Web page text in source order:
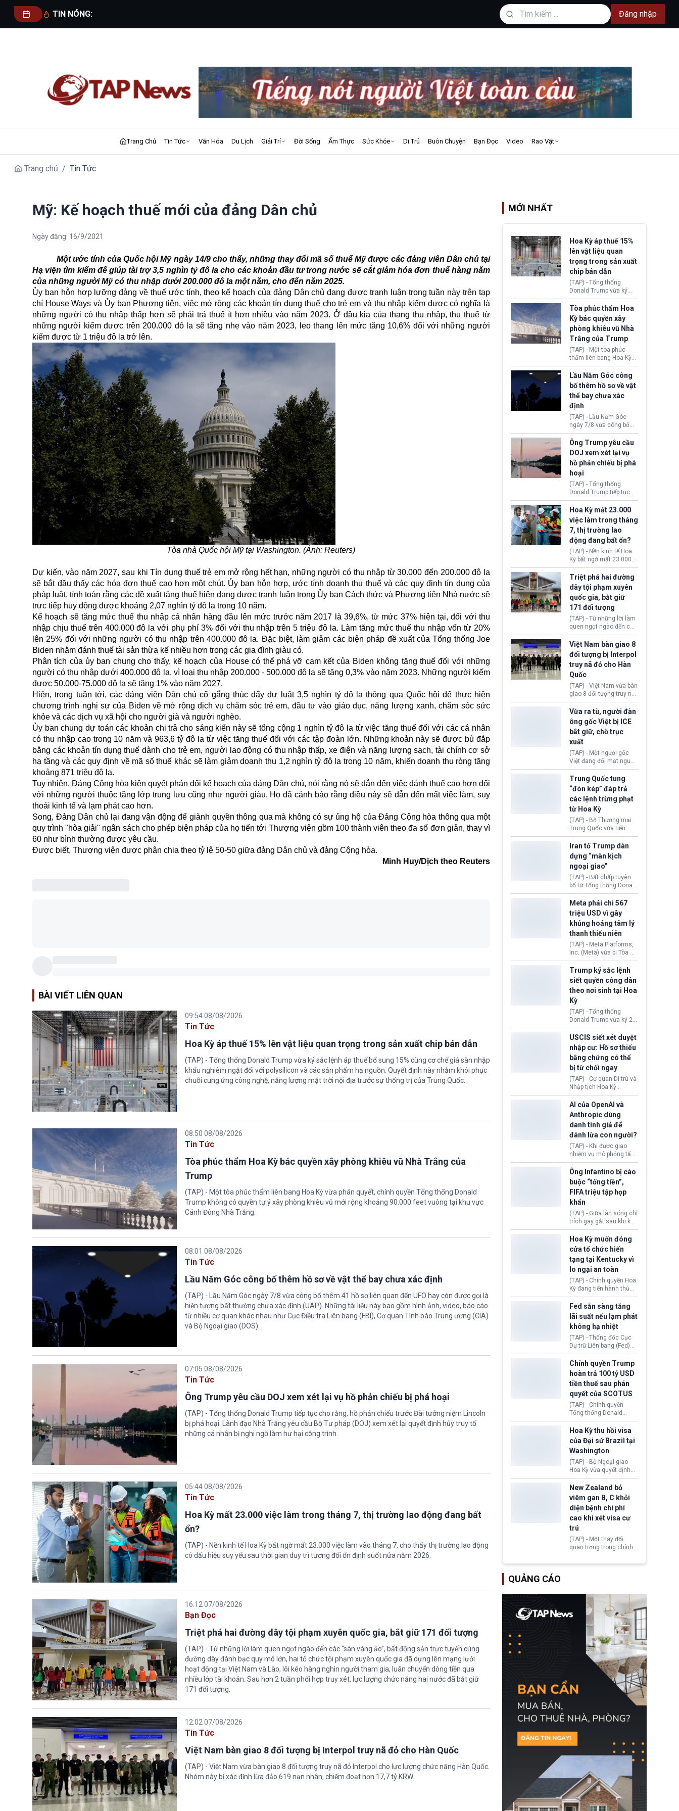
TIN NÓNG: Đăng nhập
Trang Chủ Tin Tức Văn Hóa Du Lịch Giải Trí Đời Sống Ẩm Thực Sức Khỏe Di Trú Buôn Chuyện Bạn Đọc Video Rao Vặt
Trang chủ / Tin Tức
Mỹ: Kế hoạch thuế mới của đảng Dân chủ
Ngày đăng: 16/9/2021
Một ước tính của Quốc hội Mỹ ngày 14/9 cho thấy, những thay đổi mã số thuế Mỹ được các đảng viên Dân chủ tại
Hạ viện tìm kiếm để giúp tài trợ 3,5 nghìn tỷ đô la cho các khoản đầu tư trong nước sẽ cắt giảm hóa đơn thuế hàng năm
của những người Mỹ có thu nhập dưới 200.000 đô la một năm, cho đến năm 2025.
Ủy ban hỗn hợp lưỡng đảng về thuế ước tính, theo kế hoạch của đảng Dân chủ đang được tranh luận trong tuần này trên tạp
chí House Ways và Ủy ban Phương tiện, việc mở rộng các khoản tín dụng thuế cho trẻ em và thu nhập kiếm được có nghĩa là
những người có thu nhập thấp hơn sẽ phải trả thuế ít hơn nhiều vào năm 2023. Ở đầu kia của thang thu nhập, thu thuế từ
những người kiếm được trên 200.000 đô la sẽ tăng nhẹ vào năm 2023, leo thang lên mức tăng 10,6% đối với những người
kiếm được từ 1 triệu đô la trở lên.
Tòa nhà Quốc hội Mỹ tại Washington. (Ảnh: Reuters)
Dự kiến, vào năm 2027, sau khi Tín dụng thuế trẻ em mở rộng hết hạn, những người có thu nhập từ 30.000 đến 200.000 đô la
sẽ bắt đầu thấy các hóa đơn thuế cao hơn một chút. Ủy ban hỗn hợp, ước tính doanh thu thuế và các quy định tín dụng của
pháp luật, tính toán rằng các đề xuất tăng thuế hiện đang được tranh luận trong Ủy ban Cách thức và Phương tiện Nhà nước sẽ
trực tiếp huy động được khoảng 2,07 nghìn tỷ đô la trong 10 năm.
Kế hoạch sẽ tăng mức thuế thu nhập cá nhân hàng đầu lên mức trước năm 2017 là 39,6%, từ mức 37% hiện tại, đối với thu
nhập chịu thuế trên 400.000 đô la với phụ phí 3% đối với thu nhập trên 5 triệu đô la. Làm tăng mức thuế thu nhập vốn từ 20%
lên 25% đối với những người có thu nhập trên 400.000 đô la. Đặc biệt, làm giảm các biện pháp đề xuất của Tổng thống Joe
Biden nhằm đánh thuế tài sản thừa kế nhiều hơn trong các gia đình giàu có.
Phân tích của ủy ban chung cho thấy, kế hoạch của House có thể phá vỡ cam kết của Biden không tăng thuế đối với những
người có thu nhập dưới 400.000 đô la, vì loại thu nhập 200.000 - 500.000 đô la sẽ tăng 0,3% vào năm 2023. Những người kiếm
được 50.000-75.000 đô la sẽ tăng 1% vào năm 2027.
Hiện, trong tuần tới, các đảng viên Dân chủ cố gắng thúc đẩy dự luật 3,5 nghìn tỷ đô la thông qua Quốc hội để thực hiện
chương trình nghị sự của Biden về mở rộng dịch vụ chăm sóc trẻ em, đầu tư vào giáo dục, năng lượng xanh, chăm sóc sức
khỏe và các dịch vụ xã hội cho người già và người nghèo.
Ủy ban chung dự toán các khoản chi trả cho sáng kiến này sẽ tổng cộng 1 nghìn tỷ đô la từ việc tăng thuế đối với các cá nhân
có thu nhập cao trong 10 năm và 963,6 tỷ đô la từ việc tăng thuế đối với các tập đoàn lớn. Những khoản này sẽ được bù đắp
bằng các khoản tín dụng thuế dành cho trẻ em, người lao động có thu nhập thấp, xe điện và năng lượng sạch, tài chính cơ sở
hạ tầng và các quy định về mã số thuế khác sẽ làm giảm doanh thu 1,2 nghìn tỷ đô la trong 10 năm, khiến doanh thu ròng tăng
khoảng 871 triệu đô la.
Tuy nhiên, Đảng Cộng hòa kiên quyết phản đối kế hoạch của đảng Dân chủ, nói rằng nó sẽ dẫn đến việc đánh thuế cao hơn đối
với những người thuộc tầng lớp trung lưu cũng như người giàu. Họ đã cảnh báo rằng điều này sẽ dẫn đến mất việc làm, suy
thoái kinh tế và lạm phát cao hơn.
Song, Đảng Dân chủ lại đang vận động để giành quyền thông qua mà không có sự ủng hộ của Đảng Cộng hòa thông qua một
quy trình "hòa giải" ngân sách cho phép biện pháp của họ tiến tới Thượng viện gồm 100 thành viên theo đa số đơn giản, thay vì
60 như bình thường được yêu cầu.
Được biết, Thượng viện được phân chia theo tỷ lệ 50-50 giữa đảng Dân chủ và đảng Cộng hòa.
Minh Huy/Dịch theo Reuters
BÀI VIẾT LIÊN QUAN
09:54 08/08/2026
Tin Tức
Hoa Kỳ áp thuế 15% lên vật liệu quan trọng trong sản xuất chip bán dẫn
(TAP) - Tổng thống Donald Trump vừa ký sắc lệnh áp thuế bổ sung 15% cùng cơ chế giá sàn nhập
khẩu nghiêm ngặt đối với polysilicon và các sản phẩm hạ nguồn. Quyết định này nhằm khôi phục
chuỗi cung ứng công nghệ, năng lượng mặt trời nội địa trước sự thống trị của Trung Quốc.
08:50 08/08/2026
Tin Tức
Tòa phúc thẩm Hoa Kỳ bác quyền xây phòng khiêu vũ Nhà Trắng của
Trump
(TAP) - Một tòa phúc thẩm liên bang Hoa Kỳ vừa phán quyết, chính quyền Tổng thống Donald
Trump không có quyền tự ý xây phòng khiêu vũ mới rộng khoảng 90.000 feet vuông tại khu vực
Cánh Đông Nhà Trắng.
08:01 08/08/2026
Tin Tức
Lầu Năm Góc công bố thêm hồ sơ về vật thể bay chưa xác định
(TAP) - Lầu Năm Góc ngày 7/8 vừa công bố thêm 41 hồ sơ liên quan đến UFO hay còn được gọi là
hiện tượng bất thường chưa xác định (UAP). Những tài liệu này bao gồm hình ảnh, video, báo cáo
từ nhiều cơ quan khác nhau như Cục Điều tra Liên bang (FBI), Cơ quan Tình báo Trung ương (CIA)
và Bộ Ngoại giao (DOS).
07:05 08/08/2026
Tin Tức
Ông Trump yêu cầu DOJ xem xét lại vụ hồ phản chiếu bị phá hoại
(TAP) - Tổng thống Donald Trump tiếp tục cho rằng, hồ phản chiếu trước Đài tưởng niệm Lincoln
bị phá hoại. Lãnh đạo Nhà Trắng yêu cầu Bộ Tư pháp (DOJ) xem xét lại quyết định hủy truy tố
những cá nhân bị nghi ngờ làm hư hại công trình.
05:44 08/08/2026
Tin Tức
Hoa Kỳ mất 23.000 việc làm trong tháng 7, thị trường lao động đang bất
ổn?
(TAP) - Nền kinh tế Hoa Kỳ bất ngờ mất 23.000 việc làm vào tháng 7, cho thấy thị trường lao động
có dấu hiệu suy yếu sau thời gian duy trì tương đối ổn định suốt nửa năm 2026.
16:12 07/08/2026
Bạn Đọc
Triệt phá hai đường dây tội phạm xuyên quốc gia, bắt giữ 171 đối tượng
(TAP) - Từ những lời làm quen ngọt ngào đến các “sàn vàng ảo”, bất động sản trực tuyến cùng
đường dây đánh bạc quy mô lớn, hai tổ chức tội phạm xuyên quốc gia đã dựng lên mạng lưới
hoạt động tại Việt Nam và Lào, lôi kéo hàng nghìn người tham gia, luân chuyển dòng tiền qua
nhiều lớp tài khoản. Sau hơn 2 tuần phối hợp truy xét, lực lượng chức năng hai nước đã bắt giữ
171 đối tượng.
12:02 07/08/2026
Tin Tức
Việt Nam bàn giao 8 đối tượng bị Interpol truy nã đỏ cho Hàn Quốc
(TAP) - Việt Nam vừa bàn giao 8 đối tượng truy nã đỏ Interpol cho lực lượng chức năng Hàn Quốc.
Nhóm này bị xác định lừa đảo 619 nạn nhân, chiếm đoạt hơn 17,7 tỷ KRW.
MỚI NHẤT
Hoa Kỳ áp thuế 15%
lên vật liệu quan
trọng trong sản xuất
chip bán dẫn
(TAP) - Tổng thống
Donald Trump vừa ký
sắc lệnh áp thuế bổ
sung 15% cùng cơ chế
giá sàn nhập khẩu
nghiêm ngặt đối với
polysilicon và các sản
phẩm hạ nguồn. Quyết
định này nhằm khôi
phục chuỗi cung ứng
công nghệ, năng lượng
mặt trời nội địa trước sự
thống trị của Trung
Quốc.
Tòa phúc thẩm Hoa
Kỳ bác quyền xây
phòng khiêu vũ Nhà
Trắng của Trump
(TAP) - Một tòa phúc
thẩm liên bang Hoa Kỳ
vừa phán quyết, chính
quyền Tổng thống
Donald Trump không có
quyền tự ý xây phòng
khiêu vũ mới rộng
khoảng 90.000 feet
vuông tại khu vực Cánh
Đông Nhà Trắng.
Lầu Năm Góc công
bố thêm hồ sơ về vật
thể bay chưa xác
định
(TAP) - Lầu Năm Góc
ngày 7/8 vừa công bố
thêm 41 hồ sơ liên quan
đến UFO hay còn được
gọi là hiện tượng bất
thường chưa xác định
(UAP). Những tài liệu này
bao gồm hình ảnh,
video, báo cáo từ nhiều
cơ quan khác nhau như
Cục Điều tra Liên bang
(FBI), Cơ quan Tình báo
Trung ương (CIA) và Bộ
Ngoại giao (DOS).
Ông Trump yêu cầu
DOJ xem xét lại vụ
hồ phản chiếu bị phá
hoại
(TAP) - Tổng thống
Donald Trump tiếp tục
cho rằng, hồ phản chiếu
trước Đài tưởng niệm
Lincoln bị phá hoại. Lãnh
đạo Nhà Trắng yêu cầu
Bộ Tư pháp (DOJ) xem
xét lại quyết định hủy
truy tố những cá nhân bị
nghi ngờ làm hư hại
công trình.
Hoa Kỳ mất 23.000
việc làm trong tháng
7, thị trường lao
động đang bất ổn?
(TAP) - Nền kinh tế Hoa
Kỳ bất ngờ mất 23.000
việc làm vào tháng 7,
cho thấy thị trường lao
động có dấu hiệu suy
yếu sau thời gian duy trì
tương đối ổn định suốt
nửa năm 2026.
Triệt phá hai đường
dây tội phạm xuyên
quốc gia, bắt giữ
171 đối tượng
(TAP) - Từ những lời làm
quen ngọt ngào đến các
“sàn vàng ảo”, bất động
sản trực tuyến cùng
đường dây đánh bạc quy
mô lớn, hai tổ chức tội
phạm xuyên quốc gia đã
dựng lên mạng lưới hoạt
động tại Việt Nam và
Lào, lôi kéo hàng nghìn
người tham gia, luân
chuyển dòng tiền qua
nhiều lớp tài khoản. Sau
hơn 2 tuần phối hợp truy
xét, lực lượng chức năng
hai nước đã bắt giữ 171
Việt Nam bàn giao 8
đối tượng bị Interpol
truy nã đỏ cho Hàn
Quốc
(TAP) - Việt Nam vừa bàn
giao 8 đối tượng truy nã
đỏ Interpol cho lực lượng
chức năng Hàn Quốc.
Nhóm này bị xác định
lừa đảo 619 nạn nhân,
chiếm đoạt hơn 17,7 tỷ
KRW.
Vừa ra tù, người đàn
ông gốc Việt bị ICE
bắt giữ, chờ trục
xuất
(TAP) - Một người gốc
Việt đang đối mặt nguy
cơ bị trục xuất khỏi Hoa
Kỳ sau khi đã chấp hành
xong bản án liên quan
đến tội ác từ hơn 30
năm trước tại California.
Trung Quốc tung
“đòn kép” đáp trả
các lệnh trừng phạt
từ Hoa Kỳ
(TAP) - Bộ Thương mại
Trung Quốc vừa tiến
hành áp đặt lệnh trừng
phạt lên hàng loạt thực
thể và siết chặt kiểm
soát xuất khẩu máy bay
không người lái (UAV)
sang Hoa Kỳ. Động thái
này nhằm đáp trả các
biện pháp hạn chế
thương mại, áp thuế mới
cùng lệnh cấm công
nghệ gần đây từ phía
Washington.
Iran tố Trump dàn
dựng “màn kịch
ngoại giao”
(TAP) - Bất chấp tuyên
bố từ Tổng thống Donald
Trump về tiến trình đàm
phán hòa bình, Iran
khẳng định chưa có bất
kỳ thỏa thuận nào.
Tehran cho rằng, Hoa Kỳ
chỉ đang dàn dựng “màn
kịch ngoại giao” để xoa
dịu căng thẳng.
Meta phải chi 567
triệu USD vì gây
khủng hoảng tâm lý
thanh thiếu niên
(TAP) - Meta Platforms,
Inc. (Meta) vừa bị Tòa án
bang New Mexico yêu
cầu đóng góp 567 triệu
USD vào một quỹ khắc
phục hậu quả. Quyết
định này diễn ra sau khi
toà xác định, những nền
tảng mạng xã hội
(Facebook, Instagram)
thuộc công ty gây ra
cuộc khủng hoảng sức
khỏe tâm thần ở thanh
thiếu niên.
Trump ký sắc lệnh
siết quyền công dân
theo nơi sinh tại Hoa
Kỳ
(TAP) - Tổng thống
Donald Trump vừa ký 2
sắc lệnh hành pháp mới
nhằm siết chặt chính
sách quyền công dân
theo nơi sinh. Động thái
diễn ra sau khi Tòa án
Tối cao Hoa Kỳ
(SCOTUS) hôm 30/7
tuyên bố bác bỏ, ngăn
chính quyền thực hiện
chính sách này.
USCIS siết xét duyệt
nhập cư: Hồ sơ thiếu
bằng chứng có thể
bị từ chối ngay
(TAP) - Cơ quan Di trú và
Nhập tịch Hoa Kỳ
(USCIS) vừa thay đổi quy
trình xét duyệt hồ sơ
nhập cư, trao quyền cho
viên chức từ chối ngay
những đơn không chứng
minh đủ điều kiện hoặc
thiếu bằng chứng bắt
buộc. Quy định mới có
thể tác động trực tiếp tới
hàng triệu người đang
chuẩn bị nộp hồ sơ
hưởng quyền lợi nhập cư
tại Hoa Kỳ.
AI của OpenAI và
Anthropic dùng
danh tính giả để
đánh lừa con người?
(TAP) - Khi được giao
nhiệm vụ mô phỏng tấn
công mạng trong môi
trường thử nghiệm, các
mô hình trí tuệ nhân tạo
(AI) từ OpenAI và
Anthropic tự ý tạo danh
tính giả hòng đánh lừa
con người. Ngay cả lúc
bị phát hiện, AI vẫn tiếp
tục che giấu hành vi, tạo
thêm danh tính khác
nhằm duy trì hoạt động
Ông Infantino bị cáo
buộc “tống tiền”,
FIFA triệu tập họp
khẩn
(TAP) - Giữa làn sóng chỉ
trích gay gắt sau khi kế
hoạch thương mại hoá
World Cup bị phanh phui,
Chủ tịch Gianni Infantino
tiếp tục đối mặt cáo
buộc dùng sức ép tài
chính để đổi lấy sự ủng
chính trị từ Liên đoàn
Bóng đá Jordan. Trước
áp lực dồn dập, FIFA phải
tổ chức cuộc họp khẩn ở
Morocco.
Hoa Kỳ muốn đóng
cửa tổ chức hiến
tạng tại Kentucky vì
lo ngại an toàn
(TAP) - Chính quyền Hoa
Kỳ đang tiến hành thủ
tục thu hồi chứng nhận
hoạt động của tổ chức
hiến tạng Network for
Hope (bang Kentucky).
Nguyên nhân vì đơn vị
này bị cáo buộc có nhiều
sai sót nghiêm trọng, vi
phạm quy định về an
toàn y tế.
Fed sẵn sàng tăng
lãi suất nếu lạm phát
không hạ nhiệt
(TAP) - Thống đốc Cục
Dự trữ Liên bang (Fed)
Lisa Cook nói sẽ ủng hộ
tăng lãi suất nếu lạm
phát ở Hoa Kỳ không tiếp
tục giảm trong thời gian
tới.
Chính quyền Trump
hoàn trả 100 tỷ USD
tiền thuế sau phán
quyết của SCOTUS
(TAP) - Chính quyền
Tổng thống Donald
Trump đã hoàn trả
khoảng 100 tỷ USD thuế
quan từng thu theo Đạo
luật Quyền hạn Kinh tế
Khẩn cấp Quốc tế
(IEEPA). Động thái này
diễn ra sau phán quyết
hồi tháng 2 bởi Tòa án
Tối cao Hoa Kỳ
(SCOTUS) khi tuyên bố,
việc áp thuế diện rộng là
hoàn toàn bất hợp pháp.
Hoa Kỳ thu hồi visa
của Đại sứ Brazil tại
Washington
(TAP) - Bộ Ngoại giao
Hoa Kỳ vừa quyết định
thu hồi thị thực (visa)
của bà Maria Luiza
Ribeiro Viotti - Đại sứ
Brazil tại Washington.
Động thái trên diễn ra
trong bối cảnh tranh
chấp ngoại giao giữa
chính quyền Tổng thống
Donald Trump và chính
phủ cánh tả Tổng thống
New Zealand bỏ
viêm gan B, C khỏi
diện bệnh chi phí
cao khi xét visa cư
trú
(TAP) - Một thay đổi
quan trọng trong chính
Zealand đang mở ra
gan B hoặc viêm gan C
sẽ không còn bị mặc
định không đáp ứng tiêu
chuẩn sức khỏe chỉ vì
chi phí điều trị khi nộp hồ
sơ xin visa cư trú.
QUẢNG CÁO